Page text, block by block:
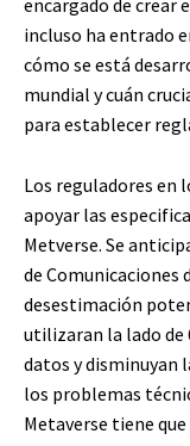
incluso ha entrado
cómo se está
mundial y cuán
para establecer
Los reguladores en
apoyar las
Metverse. Se
de Comunicaciones
desestimación
utilizaran la lado de
datos y disminuyan
los problemas
Metaverse tiene